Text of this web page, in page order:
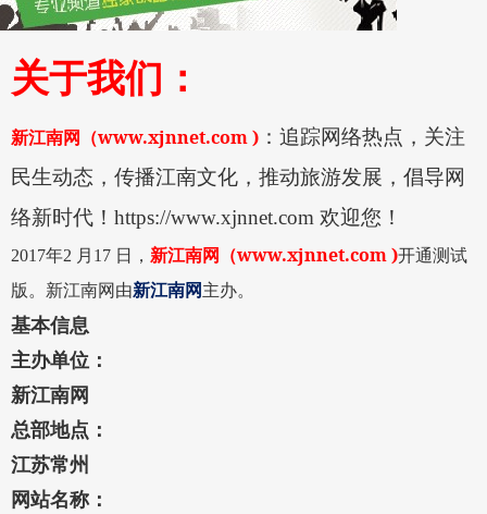
关于我们：
新江南网 （www.xjnnet.com ) ：追踪网络热点，关注
民生动态，传播江南文化，推动旅游发展，倡导网
络新时代！ https://www.xjnnet.com 欢迎您！
2017年2 月17 日， 新江南网 （www.xjnnet.com )开通测试
版。 新江南网 由新江南网主办。
基本信息
主办单位 ：
新江南网
总部地点：
江苏常州
网站名称：